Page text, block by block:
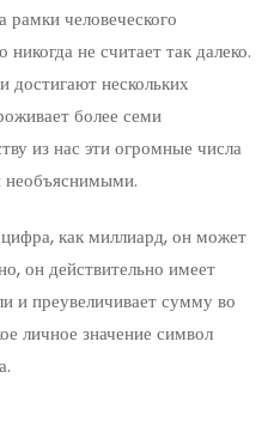
рамки человеческого
не считает так далеко.
достигают нескольких
более семи
из нас эти огромные числа
необъяснимыми.
как миллиард, он может
он действительно имеет
и преувеличивает сумму во
личное значение символ